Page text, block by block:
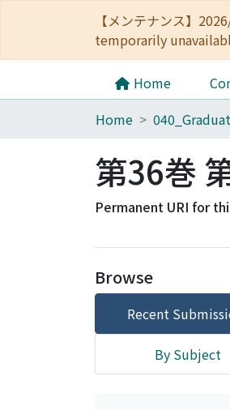
【メンテナンス】
temporarily
Home
Home
第36巻
Permanent URI for
Browse
Recent
By Subject